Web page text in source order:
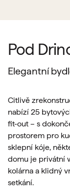
Pod
Elegantní
Citlivě
nabízí 25
fit-out – s
prostorem pro
sklepní kóje,
domu je privátní
kolárna a klidný
setkání.